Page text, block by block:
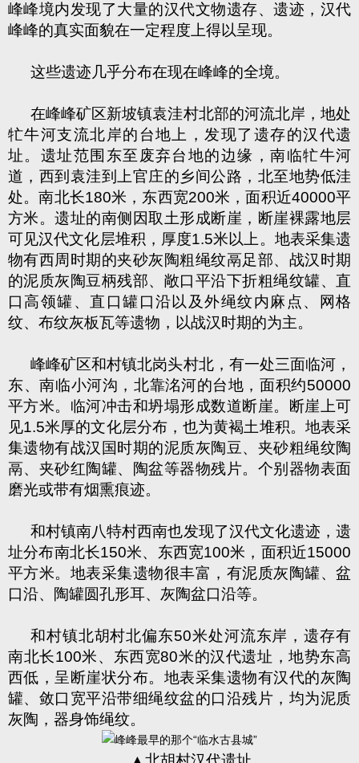
峰峰境内发现了大量的汉代文物遗存、遗迹，汉代
峰峰的真实面貌在一定程度上得以呈现。
这些遗迹几乎分布在现在峰峰的全境。
在峰峰矿区新坡镇袁洼村北部的河流北岸，地处
牤牛河支流北岸的台地上，发现了遗存的汉代遗
址。遗址范围东至废弃台地的边缘，南临牤牛河
道，西到袁洼到上官庄的乡间公路，北至地势低洼
处。南北长180米，东西宽200米，面积近40000平
方米。遗址的南侧因取土形成断崖，断崖裸露地层
可见汉代文化层堆积，厚度1.5米以上。地表采集遗
物有西周时期的夹砂灰陶粗绳纹鬲足部、战汉时期
的泥质灰陶豆柄残部、敞口平沿下折粗绳纹罐、直
口高领罐、直口罐口沿以及外绳纹内麻点、网格
纹、布纹灰板瓦等遗物，以战汉时期的为主。
峰峰矿区和村镇北岗头村北，有一处三面临河，
东、南临小河沟，北靠洺河的台地，面积约50000
平方米。临河冲击和坍塌形成数道断崖。断崖上可
见1.5米厚的文化层分布，也为黄褐土堆积。地表采
集遗物有战汉国时期的泥质灰陶豆、夹砂粗绳纹陶
鬲、夹砂红陶罐、陶盆等器物残片。个别器物表面
磨光或带有烟熏痕迹。
和村镇南八特村西南也发现了汉代文化遗迹，遗
址分布南北长150米、东西宽100米，面积近15000
平方米。地表采集遗物很丰富，有泥质灰陶罐、盆
口沿、陶罐圆孔形耳、灰陶盆口沿等。
和村镇北胡村北偏东50米处河流东岸，遗存有
南北长100米、东西宽80米的汉代遗址，地势东高
西低，呈断崖状分布。地表采集遗物有汉代的灰陶
罐、敛口宽平沿带细绳纹盆的口沿残片，均为泥质
灰陶，器身饰绳纹。